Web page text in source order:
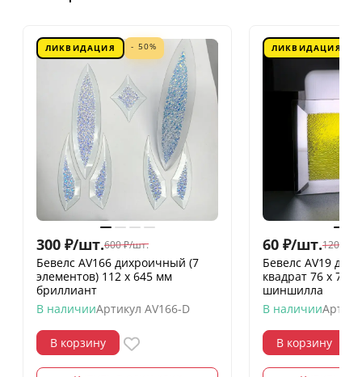
ЛИКВИДАЦИЯ - 50%
300 ₽/шт.600 ₽/шт.
Бевелс AV166 дихроичный (7
элементов) 112 х 645 мм
бриллиант
В наличииАртикул AV166-D
В корзину
ЛИКВИДАЦИЯ
60 ₽/шт.120
Бевелс AV19
квадрат 76 х 76
шиншилла
В наличии
В корзину